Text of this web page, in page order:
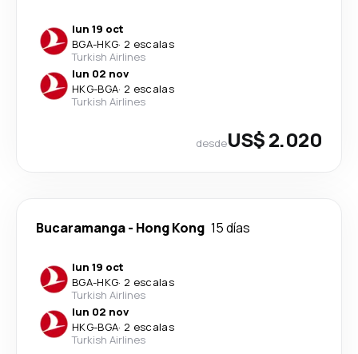
lun 19 oct
BGA-HKG· 2 escalas
Turkish Airlines
lun 02 nov
HKG-BGA· 2 escalas
Turkish Airlines
desdeUS$ 2.020
Bucaramanga- Hong Kong 15 días
lun 19 oct
BGA-HKG· 2 escalas
Turkish Airlines
lun 02 nov
HKG-BGA· 2 escalas
Turkish Airlines